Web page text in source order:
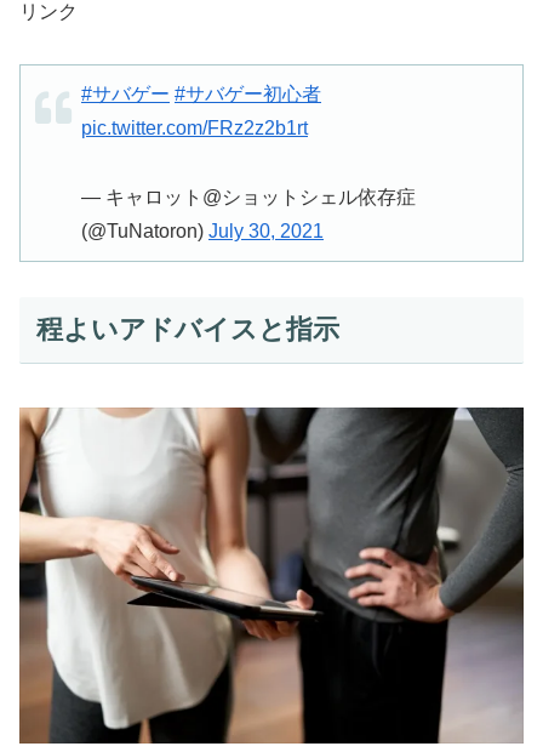
リンク
#サバゲー #サバゲー初心者
pic.twitter.com/FRz2z2b1rt
— キャロット@ショットシェル依存症
(@TuNatoron) July 30, 2021
程よいアドバイスと指示